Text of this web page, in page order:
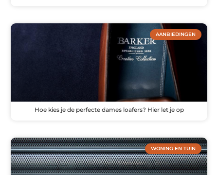
AANBIEDINGEN
Hoe kies je de perfecte dames loafers? Hier let je op
WONING EN TUIN